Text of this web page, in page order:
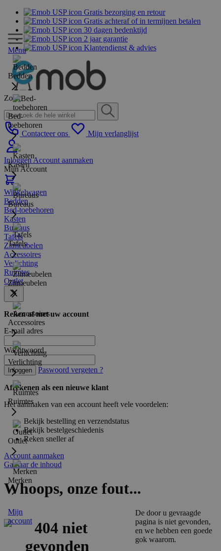
Gratis bezorging en retour
Gratis achteraf of in termijnen betalen
30 dagen bedenktijd
2 jaar garantie
Klantendienst & advies
Zoek
Contacteer ons Mijn verlanglijst
InloggenAccount aanmaken
Mijn Account
Winkelwagen
Menu
Bedden
Bed-
toebehoren
Kasten
Bureaus
Tafels
Zitmeubelen
Accessoires
Verlichting
Ruimtes
Outlet
Merken
Mijn
account
Bedden
Bed-toebehoren
Kasten
Bureaus
Tafels
Zitmeubelen
Accessoires
Verlichting
Ruimtes
Outlet
Reken af met uw account
E-mail adres
Wachtwoord
Inloggen Paswoord vergeten ?
Afrekenen als een nieuwe klant
Het aanmaken van een account heeft vele voordelen:
Bekijk bestelling en verzendstatus
Bekijk bestelgeschiedenis
Reken sneller af
Account aanmaken
Ga naar de inhoud
Whoops, onze fout...
De door u gevraagde
pagina is niet gevonden,
en we hebben een goede
gok waarom.